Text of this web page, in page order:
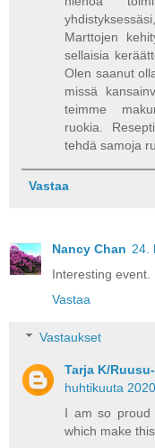
Marttojen
sellaisia
Olen saanut
missä
teimme
ruokia.
tehdä samoja
Vastaa
Nancy Chan 24.
Interesting
Vastaa
Vastaukset
Tarja K/
huhtikuuta
I am so proud
which make